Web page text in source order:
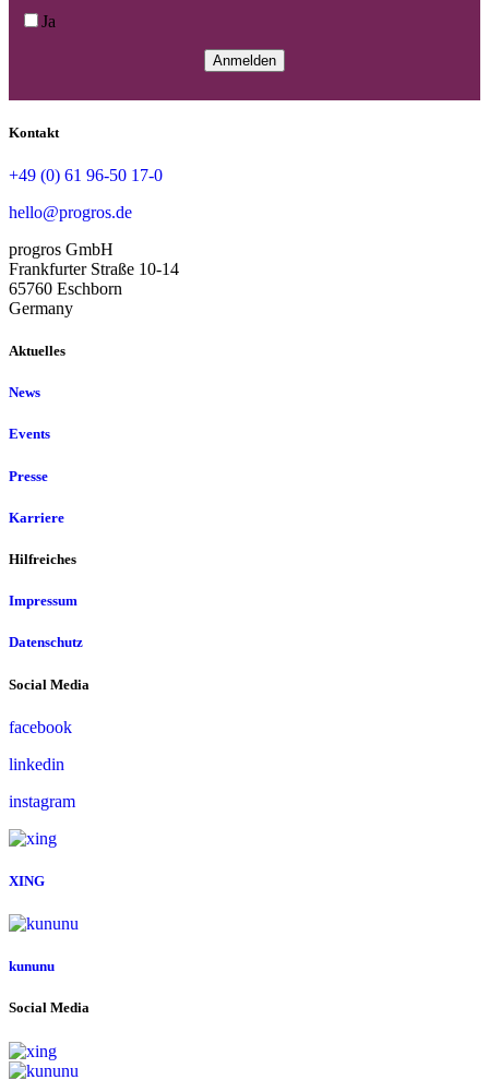
Ja
Kontakt
+49 (0) 61 96-50 17-0
hello@progros.de
progros GmbH
Frankfurter Straße 10-14
65760 Eschborn
Germany
Aktuelles
News
Events
Presse
Karriere
Hilfreiches
Impressum
Datenschutz
Social Media
facebook
linkedin
instagram
XING
kununu
Social Media